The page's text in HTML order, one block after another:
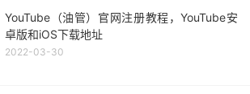
YouTube（油管）官网注册教程，YouTube安
卓版和iOS下载地址
2022-03-30